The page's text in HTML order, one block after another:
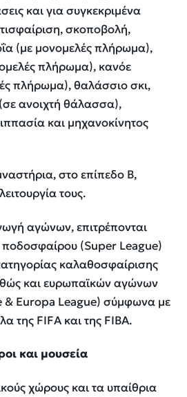
και για συγκεκριμένα
σκοποβολή,
(με μονομελές πλήρωμα),
πλήρωμα), κανόε
πλήρωμα), θαλάσσιο σκι,
ανοιχτή θάλασσα),
και μηχανοκίνητος
στο επίπεδο Β,
τους.
αγώνων, επιτρέπονται
ποδοσφαίρου (Super League)
καλαθοσφαίρισης
και ευρωπαϊκών αγώνων
& Europa League) σύμφωνα με
της FIFA και της FIBA.
και μουσεία
χώρους και τα υπαίθρια